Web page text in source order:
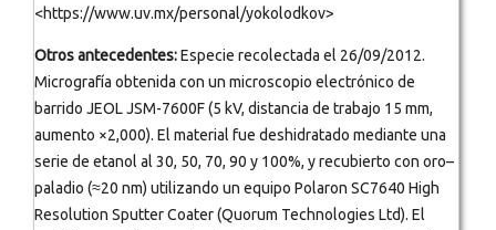
<https://www.uv.mx/personal/yokolodkov>
Otros antecedentes:Especie recolectada el 26/09/2012.
Micrografía obtenida con un microscopio electrónico de
barrido JEOL JSM-7600F (5 kV, distancia de trabajo 15 mm,
aumento ×2,000). El material fue deshidratado mediante una
serie de etanol al 30, 50, 70, 90 y 100%, y recubierto con oro–
paladio (≈20 nm) utilizando un equipo Polaron SC7640 High
Resolution Sputter Coater (Quorum Technologies Ltd). El